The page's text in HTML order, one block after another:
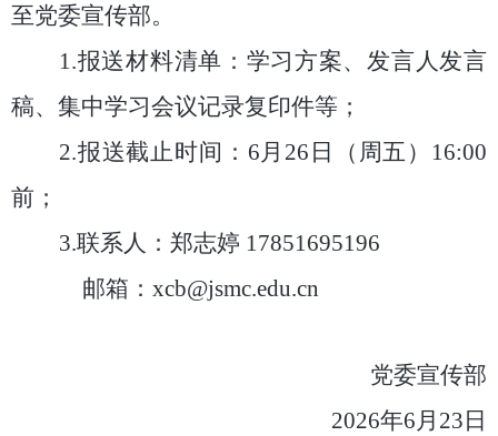
至党委宣传部。
1.报送材料清单：学习方案、发言人发言
稿、集中学习会议记录复印件等；
2.报送截止时间： 6月 26 日（周五） 16:00
前；
3.联系人：郑志婷 17851695196
邮箱： xcb@jsmc.edu.cn
党委宣传部
2026年6月 23 日